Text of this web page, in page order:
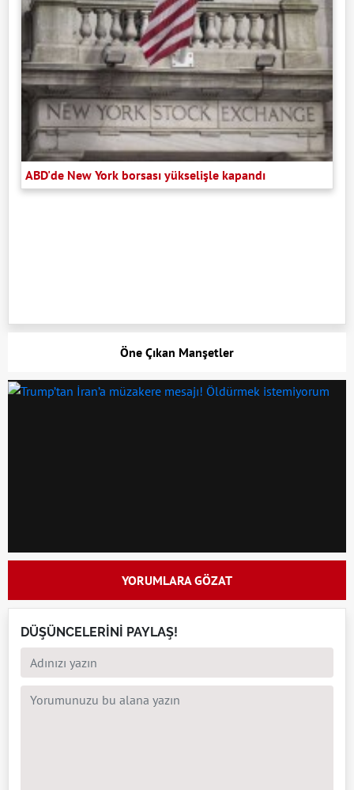
ABD'de New York borsası yükselişle kapandı
Öne Çıkan Manşetler
YORUMLARA GÖZAT
DÜŞÜNCELERİNİ PAYLAŞ!